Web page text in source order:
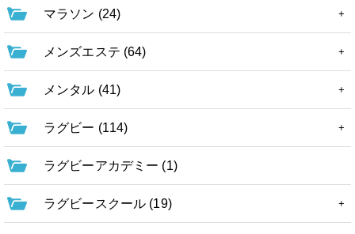
マラソン (24)
メンズエステ (64)
メンタル (41)
ラグビー (114)
ラグビーアカデミー (1)
ラグビースクール (19)